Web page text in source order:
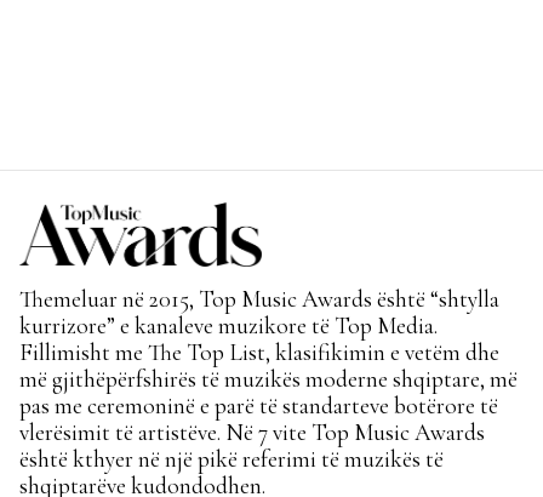
Themeluar në 2015, Top Music Awards është “shtylla
kurrizore” e kanaleve muzikore të Top Media.
Fillimisht me The Top List, klasifikimin e vetëm dhe
më gjithëpërfshirës të muzikës moderne shqiptare, më
pas me ceremoninë e parë të standarteve botërore të
vlerësimit të artistëve. Në 7 vite Top Music Awards
është kthyer në një pikë referimi të muzikës të
shqiptarëve kudondodhen.